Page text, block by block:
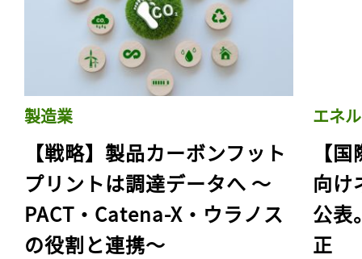
製造業
【戦略】製品カーボンフット
プリントは調達データへ 〜
PACT・Catena-X・ウラノス
の役割と連携〜
エネ
【
向け
公表
正